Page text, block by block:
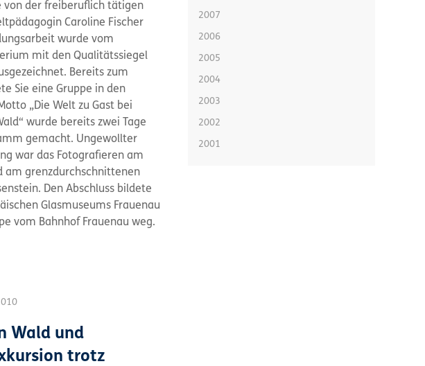
von der freiberuflich tätigen
Caroline Fischer
wurde vom
mit den Qualitätssiegel
Bereits zum
Sie eine Gruppe in den
„Die Welt zu Gast bei
wurde bereits zwei Tage
gemacht. Ungewollter
war das Fotografieren am
am grenzdurchschnittenen
Den Abschluss bildete
Glasmuseums Frauenau
vom Bahnhof Frauenau weg.
Wald und
trotz
2007
2006
2005
2004
2003
2002
2001